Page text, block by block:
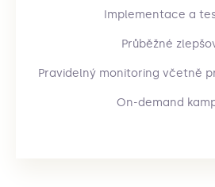
Implementace a
Průběžné
Pravidelný monitoring včetně
On-demand